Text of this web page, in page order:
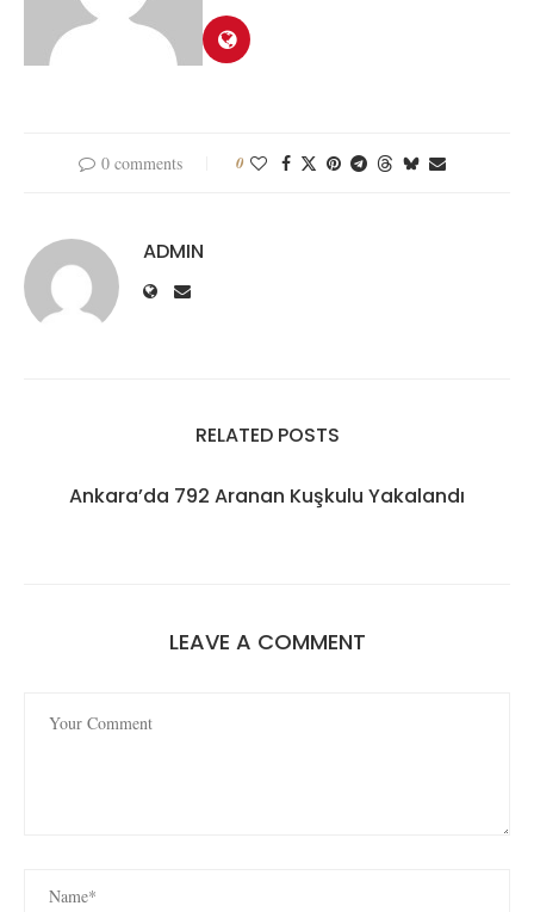
0 comments 0
ADMIN
RELATED POSTS
Ankara’da 792 Aranan Kuşkulu Yakalandı
LEAVE A COMMENT